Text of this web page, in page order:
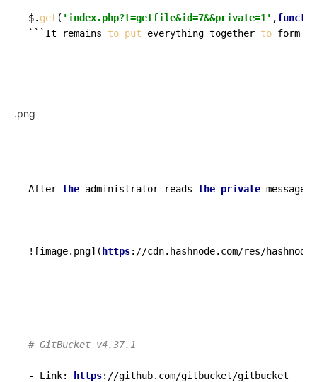
$. get ( 'index.php?t=getfile&id=7&&private=1' ,
```It remains to put everything together to form
.png
After the administrator reads the private message
![image.png]( https://cdn.hashnode.com/res/
# GitBucket v4.37.1
- Link: https://github.com/gitbucket/gitbucket